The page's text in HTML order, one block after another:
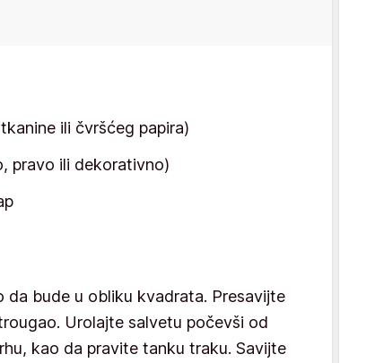
ili čvršćeg papira)
pravo ili dekorativno)
da bude u obliku kvadrata. Presavijte
Urolajte salvetu počevši od
kao da pravite tanku traku. Savijte